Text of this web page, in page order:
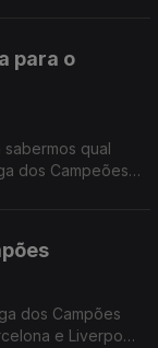
para o
qual
dos Campeões.
dos Campões
e Liverpool